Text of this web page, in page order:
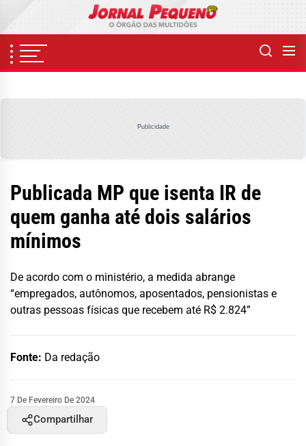
content
Publicidade
Publicada MP que isenta IR de
quem ganha até dois salários
mínimos
De acordo com o ministério, a medida abrange
“empregados, autônomos, aposentados, pensionistas e
outras pessoas físicas que recebem até R$ 2.824”
Fonte: Da redação
7 De Fevereiro De 2024
Compartilhar